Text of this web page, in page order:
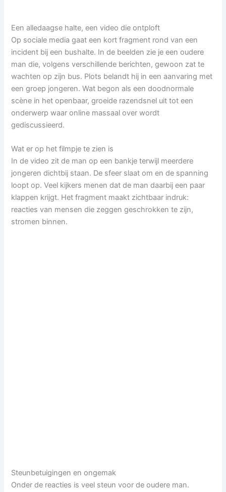
Een alledaagse halte, een video die ontploft
Op sociale media gaat een kort fragment rond van een
incident bij een bushalte. In de beelden zie je een oudere
man die, volgens verschillende berichten, gewoon zat te
wachten op zijn bus. Plots belandt hij in een aanvaring met
een groep jongeren. Wat begon als een doodnormale
scène in het openbaar, groeide razendsnel uit tot een
onderwerp waar online massaal over wordt
gediscussieerd.
Wat er op het filmpje te zien is
In de video zit de man op een bankje terwijl meerdere
jongeren dichtbij staan. De sfeer slaat om en de spanning
loopt op. Veel kijkers menen dat de man daarbij een paar
klappen krijgt. Het fragment maakt zichtbaar indruk:
reacties van mensen die zeggen geschrokken te zijn,
stromen binnen.
Steunbetuigingen en ongemak
Onder de reacties is veel steun voor de oudere man.